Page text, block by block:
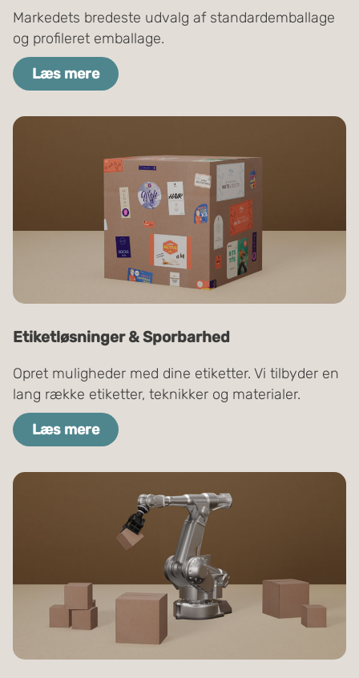
Markedets bredeste udvalg af standardemballage
og profileret emballage.
Læs mere
Etiketløsninger & Sporbarhed
Opret muligheder med dine etiketter. Vi tilbyder en
lang række etiketter, teknikker og materialer.
Læs mere